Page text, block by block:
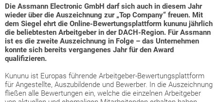
Die Assmann Electronic GmbH darf sich auch in diesem Jahr
wieder über die Auszeichnung zur „Top Company“ freuen. Mit
dem Siegel ehrt die Online-Bewertungsplattform kununu jährlich
die beliebtesten Arbeitgeber in der DACH-Region. Für Assmann
ist es die zweite Auszeichnung in Folge – das Unternehmen
konnte sich bereits vergangenes Jahr für den Award
qualifizieren.
Kununu ist Europas führende Arbeitgeber-Bewertungsplattform
für Angestellte, Auszubildende und Bewerber. In die Auszeichnung
fließen alle Bewertungen ein, welche die einzelnen Arbeitgeber